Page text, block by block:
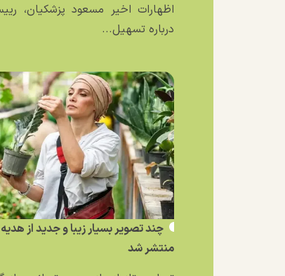
اظهارات اخیر مسعود پزشکیان،
درباره تسهیل...
چند تصویر بسیار زیبا و جدید از هدیه
منتشر شد